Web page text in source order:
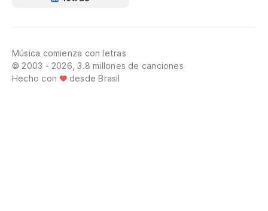
Música comienza con letras
© 2003 - 2026, 3.8 millones de canciones
Hecho con
desde Brasil